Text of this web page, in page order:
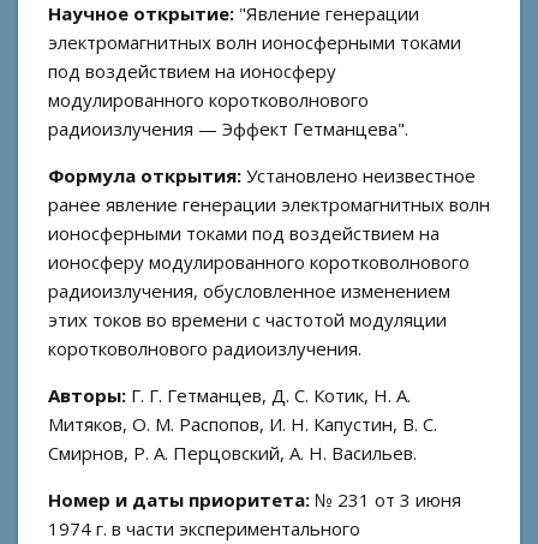
Научное открытие: "Явление генерации
электромагнитных волн ионосферными токами
под воздействием на ионосферу
модулированного коротковолнового
радиоизлучения — Эффект Гетманцева".
Формула открытия: Установлено неизвестное
ранее явление генерации электромагнитных волн
ионосферными токами под воздействием на
ионосферу модулированного коротковолнового
радиоизлучения, обусловленное изменением
этих токов во времени с частотой модуляции
коротковолнового радиоизлучения.
Авторы: Г. Г. Гетманцев, Д. С. Котик, Н. А.
Митяков, О. М. Распопов, И. Н. Капустин, В. С.
Смирнов, Р. А. Перцовский, А. Н. Васильев.
Номер и даты приоритета: № 231 от 3 июня
1974 г. в части экспериментального